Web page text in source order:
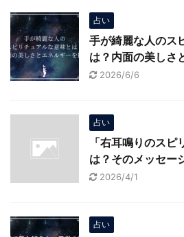
占い
手が綺麗な人のス
は？内面の美しさ
2026/6/6
占い
「右耳鳴りのスピ
は？そのメッセー
2026/4/1
占い